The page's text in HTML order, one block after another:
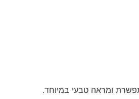
ומראה טבעי במיוחד.